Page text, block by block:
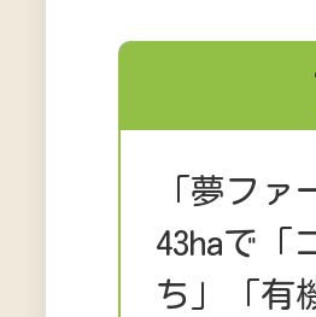
「夢フ
43haで「
ち」「有